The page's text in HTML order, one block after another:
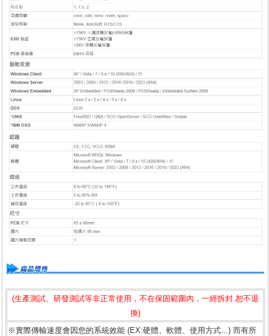
(生產測試、研發測試等非正常使用，不在保固範圍內，一經拆封.恕不退
換)
※實際傳輸速度會因您的系統效能 (EX:硬體、軟體、使用方式...) 而有所